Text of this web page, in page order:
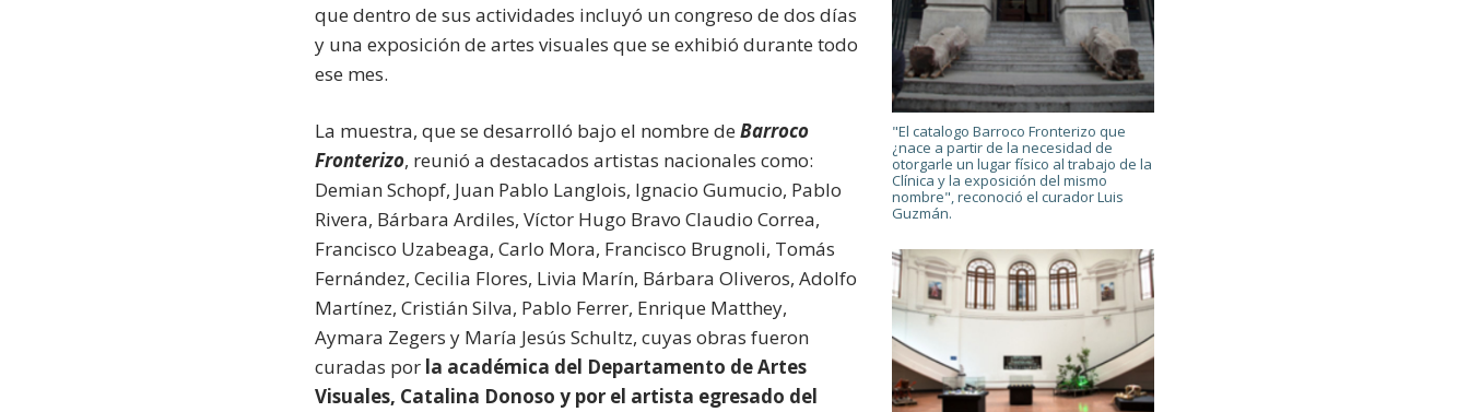
"El catalogo Barroco Fronterizo que
¿nace a partir de la necesidad de
otorgarle un lugar físico al trabajo de la
Clínica y la exposición del mismo
nombre", reconoció el curador Luis
Guzmán.
que dentro de sus actividades incluyó un congreso de dos días
y una exposición de artes visuales que se exhibió durante todo
ese mes.
La muestra, que se desarrolló bajo el nombre de Barroco
Fronterizo, reunió a destacados artistas nacionales como:
Demian Schopf, Juan Pablo Langlois, Ignacio Gumucio, Pablo
Rivera, Bárbara Ardiles, Víctor Hugo Bravo Claudio Correa,
Francisco Uzabeaga, Carlo Mora, Francisco Brugnoli, Tomás
Fernández, Cecilia Flores, Livia Marín, Bárbara Oliveros, Adolfo
Martínez, Cristián Silva, Pablo Ferrer, Enrique Matthey,
Aymara Zegers y María Jesús Schultz, cuyas obras fueron
curadas por la académica del Departamento de Artes
Visuales, Catalina Donoso y por el artista egresado del